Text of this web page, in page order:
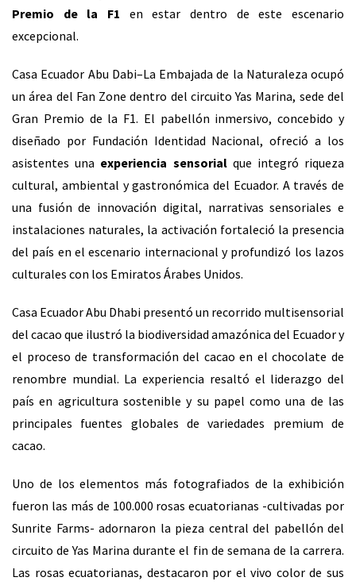
Premio de la F1 en estar dentro de este escenario
excepcional.
Casa Ecuador Abu Dabi–La Embajada de la Naturaleza ocupó
un área del Fan Zone dentro del circuito Yas Marina, sede del
Gran Premio de la F1. El pabellón inmersivo, concebido y
diseñado por Fundación Identidad Nacional, ofreció a los
asistentes una experiencia sensorialque integró riqueza
cultural, ambiental y gastronómica del Ecuador. A través de
una fusión de innovación digital, narrativas sensoriales e
instalaciones naturales, la activación fortaleció la presencia
del país en el escenario internacional y profundizó los lazos
culturales con los Emiratos Árabes Unidos.
Casa Ecuador Abu Dhabi presentó un recorrido multisensorial
del cacao que ilustró la biodiversidad amazónica del Ecuador y
el proceso de transformación del cacao en el chocolate de
renombre mundial. La experiencia resaltó el liderazgo del
país en agricultura sostenible y su papel como una de las
principales fuentes globales de variedades premium de
cacao.
Uno de los elementos más fotografiados de la exhibición
fueron las más de 100.000 rosas ecuatorianas -cultivadas por
Sunrite Farms- adornaron la pieza central del pabellón del
circuito de Yas Marina durante el fin de semana de la carrera.
Las rosas ecuatorianas, destacaron por el vivo color de sus